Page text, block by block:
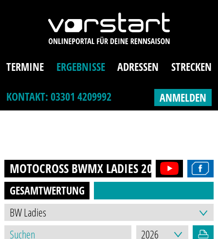
TERMINE ERGEBNISSE ADRESSEN
STRECKEN
KONTAKT: 03301 4209992
ANMELDEN
MOTOCROSS BWMX LADIES2026
GESAMTWERTUNG